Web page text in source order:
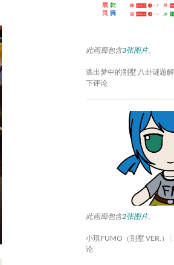
此画廊包含3张图片。
逃出梦中的别墅 八卦谜题
下评论
此画廊包含2张图片。
小琪FUMO（别墅 VER.）
论